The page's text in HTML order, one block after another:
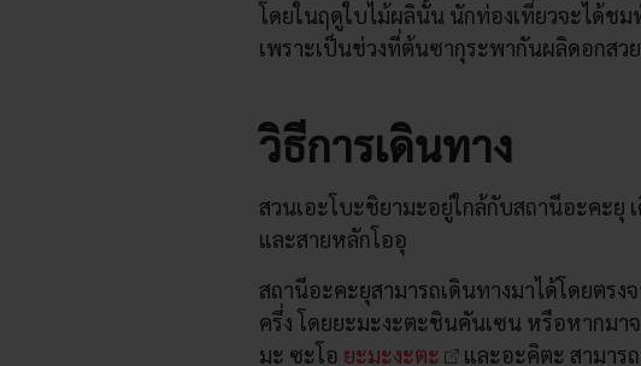
โดยในฤดูใบไม้ผลินั้น นักท่องเที่ยวจะได้ช
เพราะเป็นช่วงที่ต้นซากุระพากันผลิดอกสว
วิธีการเดินทาง
สวนเอะโบะชิยามะอยู่ใกล้กับสถานีอะคะยุ
และสายหลักโออุ
สถานีอะคะยุสามารถเดินทางมาได้โดยตรง
ครึ่ง โดยยะมะงะตะชินคันเซน หรือหากมา
มะ ซะโอ ยะมะงะตะ
และอะคิตะ สามาร